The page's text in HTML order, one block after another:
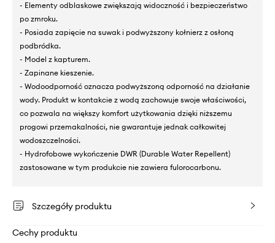
- Elementy odblaskowe zwiększają widoczność i bezpieczeństwo
po zmroku.
- Posiada zapięcie na suwak i podwyższony kołnierz z osłoną
podbródka.
- Model z kapturem.
- Zapinane kieszenie.
- Wodoodporność oznacza podwyższoną odporność na działanie
wody. Produkt w kontakcie z wodą zachowuje swoje właściwości,
co pozwala na większy komfort użytkowania dzięki niższemu
progowi przemakalności, nie gwarantuje jednak całkowitej
wodoszczelności.
- Hydrofobowe wykończenie DWR (Durable Water Repellent)
zastosowane w tym produkcie nie zawiera fulorocarbonu.
Szczegóły produktu
Cechy produktu